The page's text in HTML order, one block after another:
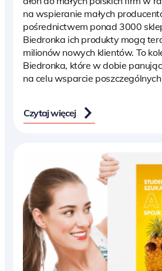
na wspieranie małych
pośrednictwem ponad 3000
Biedronka ich produkty mogą
milionów nowych klientów. To
Biedronka, które w dobie
na celu wsparcie
Czytaj więcej